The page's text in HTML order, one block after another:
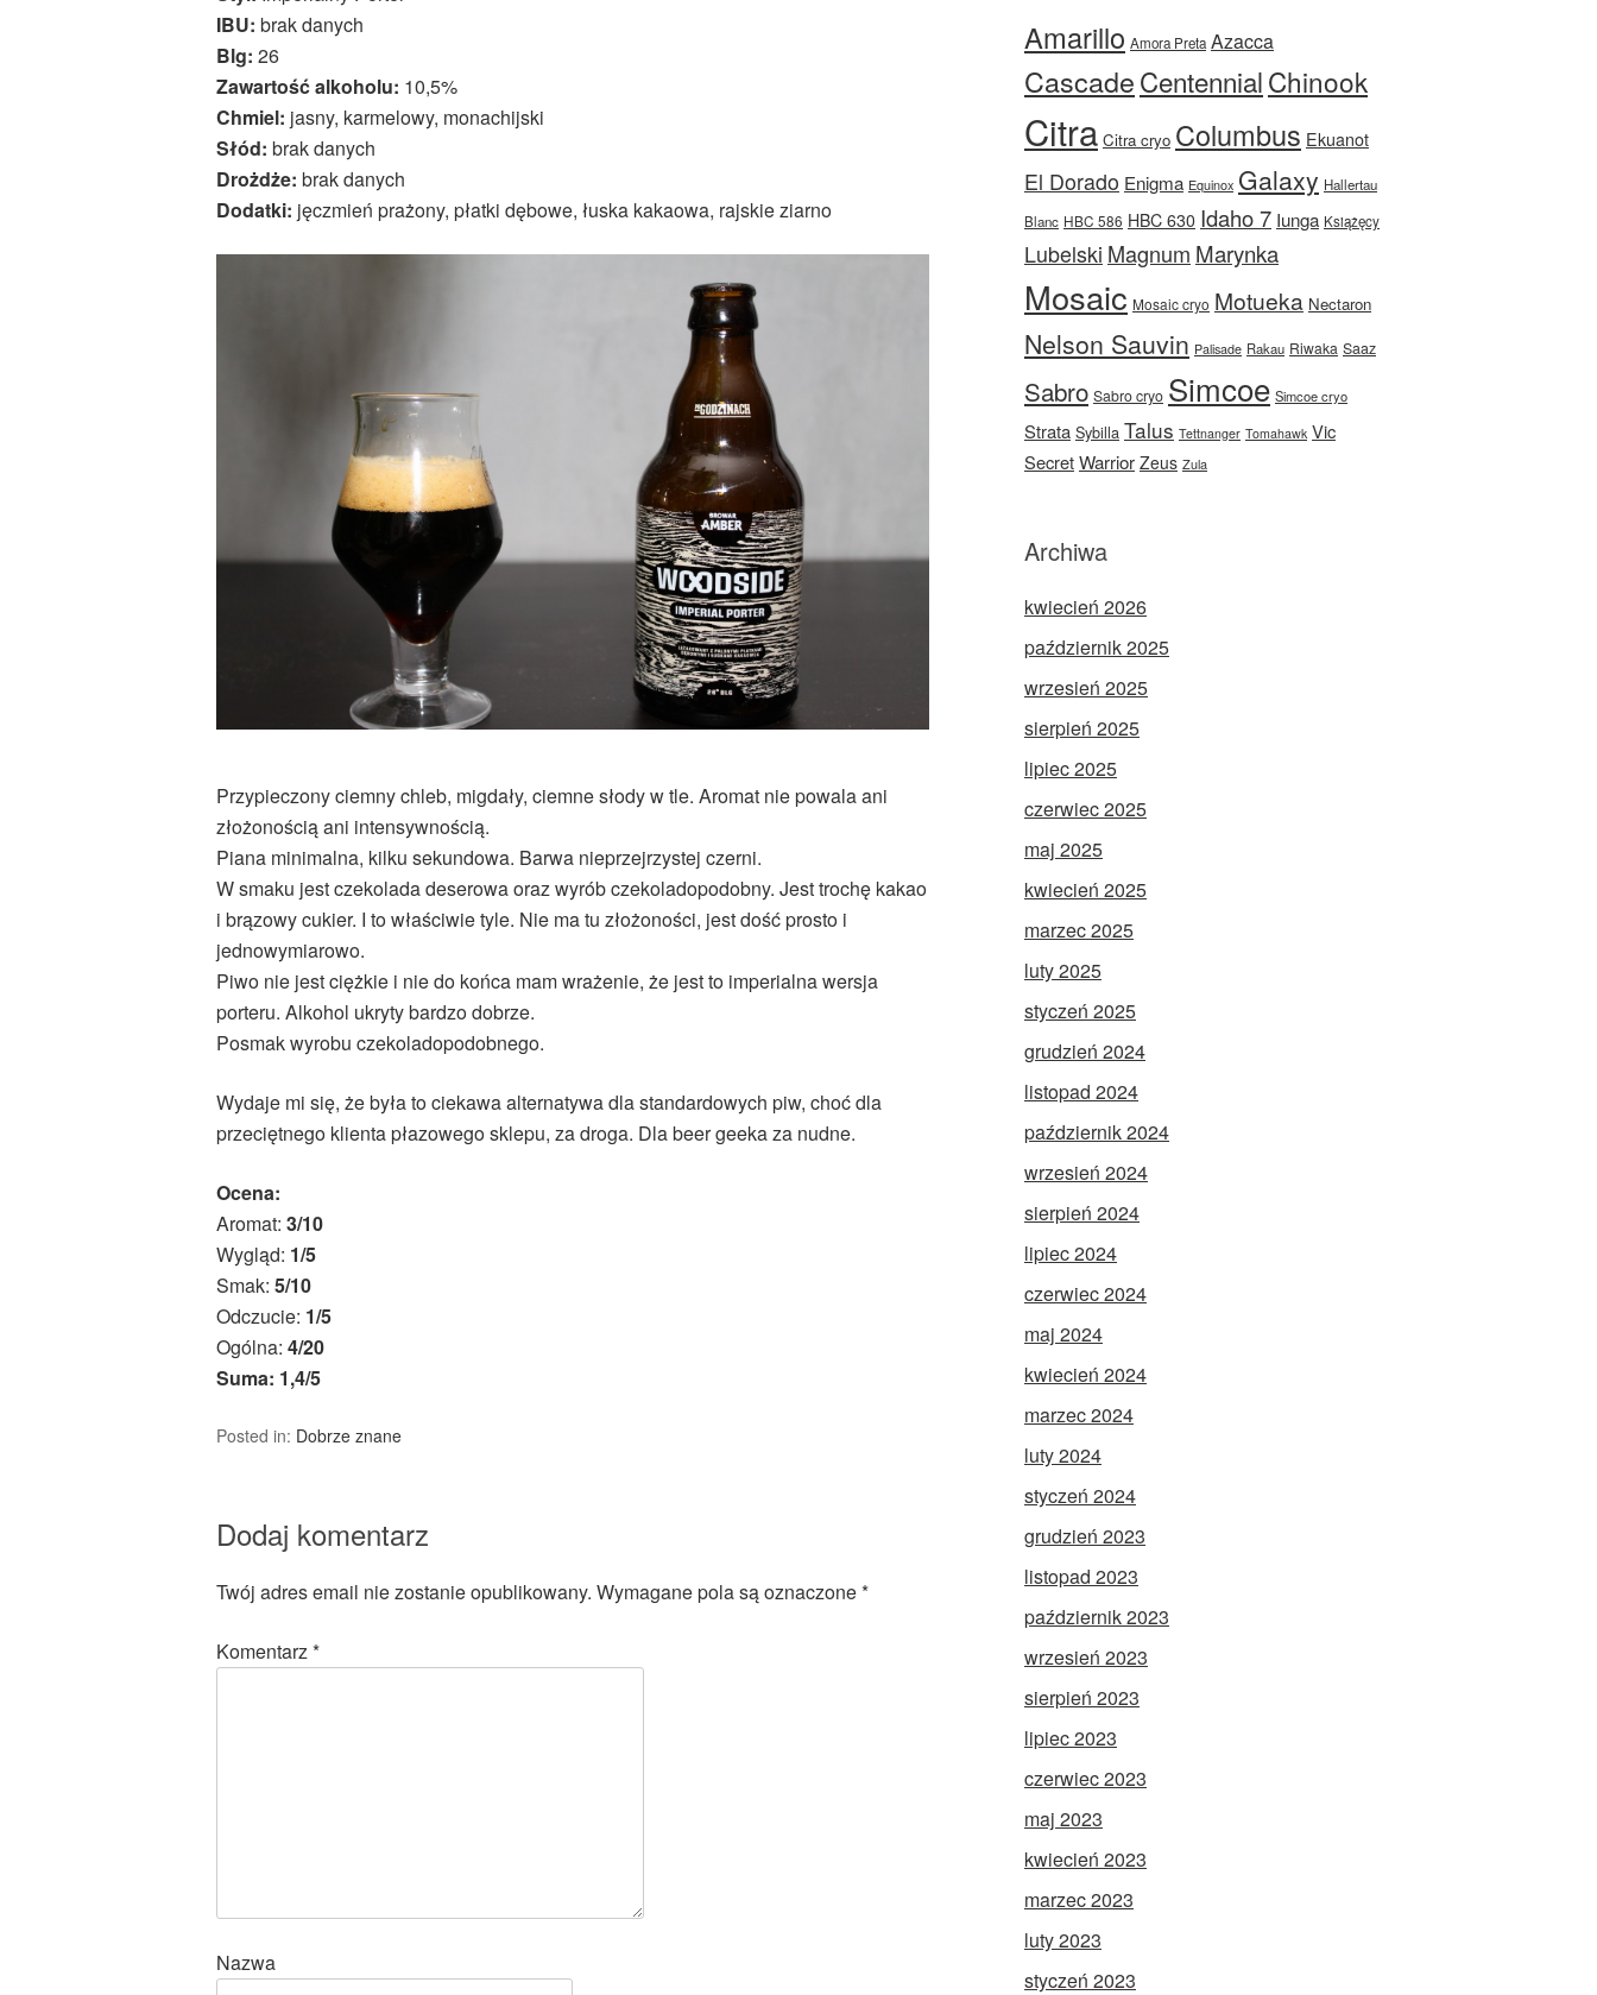
IBU: brak danych
Blg: 26
Zawartość alkoholu: 10,5%
Chmiel: jasny, karmelowy, monachijski
Słód: brak danych
Drożdże: brak danych
Dodatki: jęczmień prażony, płatki dębowe, łuska kakaowa, rajskie ziarno
Przypieczony ciemny chleb, migdały, ciemne słody w tle. Aromat nie powala ani
złożonością ani intensywnością.
Piana minimalna, kilku sekundowa. Barwa nieprzejrzystej czerni.
W smaku jest czekolada deserowa oraz wyrób czekoladopodobny. Jest trochę kakao
i brązowy cukier. I to właściwie tyle. Nie ma tu złożoności, jest dość prosto i
jednowymiarowo.
Piwo nie jest ciężkie i nie do końca mam wrażenie, że jest to imperialna wersja
porteru. Alkohol ukryty bardzo dobrze.
Posmak wyrobu czekoladopodobnego.
Wydaje mi się, że była to ciekawa alternatywa dla standardowych piw, choć dla
przeciętnego klienta płazowego sklepu, za droga. Dla beer geeka za nudne.
Ocena:
Aromat: 3/10
Wygląd: 1/5
Smak: 5/10
Odczucie: 1/5
Ogólna: 4/20
Suma: 1,4/5
Posted in: Dobrze znane
Dodaj komentarz
Twój adres email nie zostanie opublikowany. Wymagane pola są oznaczone*
Komentarz*
Nazwa
Amarillo Amora Preta Azacca
CascadeCentennialChinook
Citra Citra cryo Columbus Ekuanot
El Dorado Enigma Equinox Galaxy Hallertau
Blanc HBC 586 HBC 630 Idaho 7 Iunga Książęcy
Lubelski Magnum Marynka
Mosaic Mosaic cryo Motueka Nectaron
Nelson Sauvin Palisade Rakau Riwaka Saaz
Sabro Sabro cryo Simcoe Simcoe cryo
Strata Sybilla Talus Tettnanger Tomahawk Vic
SecretWarrior Zeus Zula
Archiwa
kwiecień 2026
październik 2025
wrzesień 2025
sierpień 2025
lipiec 2025
czerwiec 2025
maj 2025
kwiecień 2025
marzec 2025
luty 2025
styczeń 2025
grudzień 2024
listopad 2024
październik 2024
wrzesień 2024
sierpień 2024
lipiec 2024
czerwiec 2024
maj 2024
kwiecień 2024
marzec 2024
luty 2024
styczeń 2024
grudzień 2023
listopad 2023
październik 2023
wrzesień 2023
sierpień 2023
lipiec 2023
czerwiec 2023
maj 2023
kwiecień 2023
marzec 2023
luty 2023
styczeń 2023